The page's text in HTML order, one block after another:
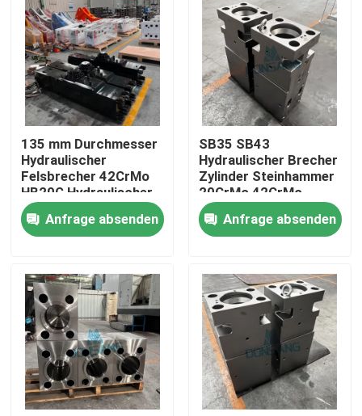
Haus
Produkte
VR Show
Über uns
135 mm Durchmesser
Hydraulischer
Felsbrecher 42CrMo
HB20G Hydraulischer
Felsbrecher Zylinder
Fels DS13C Hammer
Ersatzteile
Anfrage absenden
SB35 SB43
Hydraulischer Brecher
Zylinder Steinhammer
20CrMo 42CrMo
Vorderkopf Zylinder
DS13CAnfrage absenden